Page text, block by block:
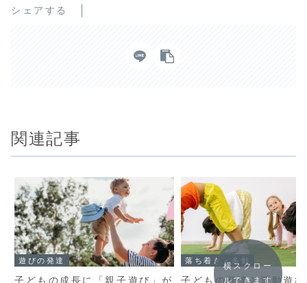
シェアする
関連記事
遊びの発達
子どもの成長に「親子遊び」が
落ち着き・多動
子どもの発達と運動遊
横スクロー
ルできます